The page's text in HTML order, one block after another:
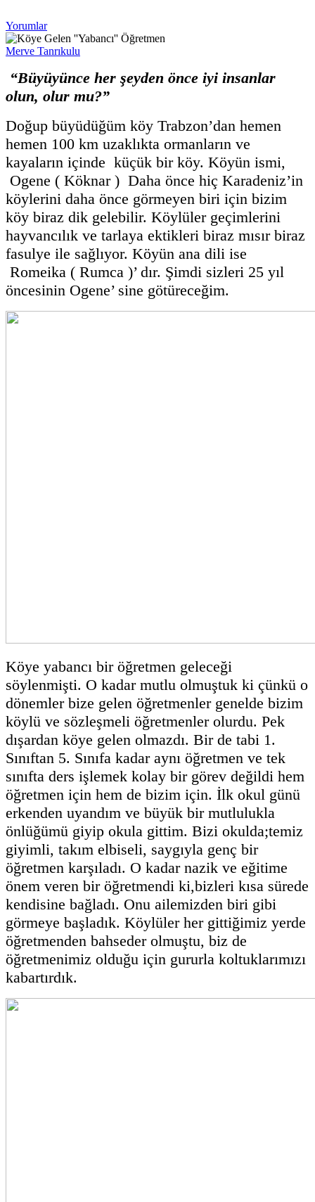
Yorumlar
Merve Tanrıkulu
“Büyüyünce her şeyden önce iyi insanlar
olun, olur mu?”
Doğup büyüdüğüm köy Trabzon’dan hemen
hemen 100 km uzaklıkta ormanların ve
kayaların içinde küçük bir köy. Köyün ismi,
Ogene ( Köknar ) Daha önce hiç Karadeniz’in
köylerini daha önce görmeyen biri için bizim
köy biraz dik gelebilir. Köylüler geçimlerini
hayvancılık ve tarlaya ektikleri biraz mısır biraz
fasulye ile sağlıyor. Köyün ana dili ise
Romeika ( Rumca )’ dır. Şimdi sizleri 25 yıl
öncesinin Ogene’ sine götüreceğim.
Köye yabancı bir öğretmen geleceği
söylenmişti. O kadar mutlu olmuştuk ki çünkü o
dönemler bize gelen öğretmenler genelde bizim
köylü ve sözleşmeli öğretmenler olurdu. Pek
dışardan köye gelen olmazdı. Bir de tabi 1.
Sınıftan 5. Sınıfa kadar aynı öğretmen ve tek
sınıfta ders işlemek kolay bir görev değildi hem
öğretmen için hem de bizim için. İlk okul günü
erkenden uyandım ve büyük bir mutlulukla
önlüğümü giyip okula gittim. Bizi okulda;temiz
giyimli, takım elbiseli, saygıyla genç bir
öğretmen karşıladı. O kadar nazik ve eğitime
önem veren bir öğretmendi ki,bizleri kısa sürede
kendisine bağladı. Onu ailemizden biri gibi
görmeye başladık. Köylüler her gittiğimiz yerde
öğretmenden bahseder olmuştu, biz de
öğretmenimiz olduğu için gururla koltuklarımızı
kabartırdık.